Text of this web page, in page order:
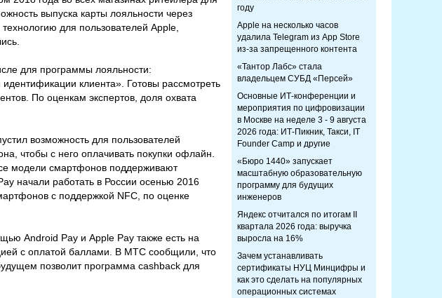
выпуска карты лояльности через
для пользователей Apple,
для программы лояльности:
клиента». Готовы рассмотреть
По оценкам экспертов, доля охвата
возможность для пользователей
чтобы с него оплачивать покупки офлайн.
модели смартфонов поддерживают
начали работать в России осенью 2016
с поддержкой NFC, по оценке
Android Pay и Apple Pay также есть на
с оплатой баллами. В МТС сообщили, что
позволит программа cashback для
году
Apple на несколько часов
удалила Telegram из App Store
из-за запрещенного контента
«Тантор Лабс» стала
владельцем СУБД «Персей»
Основные ИТ-конференции и
мероприятия по цифровизации
в Москве на неделе 3 - 9 августа
2026 года: ИТ-Пикник, Такси, IT
Founder Camp и другие
«Бюро 1440» запускает
масштабную образовательную
программу для будущих
инженеров
Яндекс отчитался по итогам II
квартала 2026 года: выручка
выросла на 16%
Зачем устанавливать
сертификаты НУЦ Минцифры и
как это сделать на популярных
операционных системах